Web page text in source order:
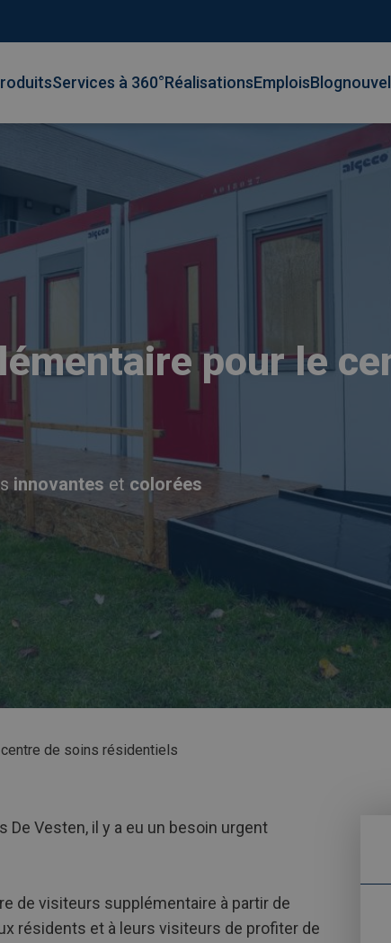
Services à 360°RéalisationsEmploisBlog
pour le
innovantes et colorées
de soins résidentiels
Vesten, il y a eu un besoin urgent
de visiteurs supplémentaire à partir de
résidents et à leurs visiteurs de profiter de